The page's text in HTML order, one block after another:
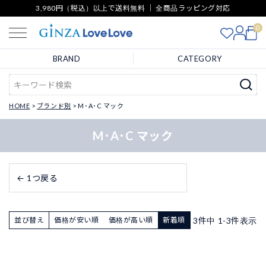
3,980円（税込）以上で送料無料 ｜ 全商品ラッピング対応
0
BRAND CATEGORY
HOME ブランド別 M･A･C マック
M･A･C マック
← 1つ戻る
並び替え 価格が安い順 価格が高い順 新着順 3件中 1 -3件表示